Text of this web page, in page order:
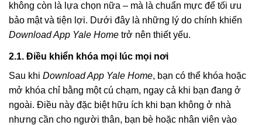
không còn là lựa chọn nữa – mà là chuẩn mực để tối ưu
bảo mật và tiện lợi. Dưới đây là những lý do chính khiến
Download App Yale Home trở nên thiết yếu.
2.1. Điều khiển khóa mọi lúc mọi nơi
Sau khi Download App Yale Home, bạn có thể khóa hoặc
mở khóa chỉ bằng một cú chạm, ngay cả khi bạn đang ở
ngoài. Điều này đặc biệt hữu ích khi bạn không ở nhà
nhưng cần cho người thân, bạn bè hoặc nhân viên vào